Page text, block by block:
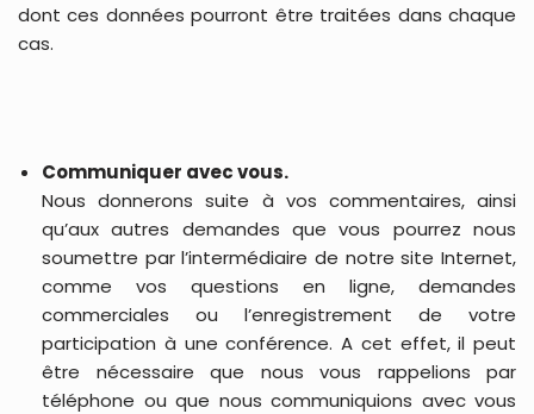
dont ces données pourront être traitées dans chaque
cas.
Communiquer avec vous.
Nous donnerons suite à vos commentaires, ainsi
qu’aux autres demandes que vous pourrez nous
soumettre par l’intermédiaire de notre site Internet,
comme vos questions en ligne, demandes
commerciales ou l’enregistrement de votre
participation à une conférence. A cet effet, il peut
être nécessaire que nous vous rappelions par
téléphone ou que nous communiquions avec vous